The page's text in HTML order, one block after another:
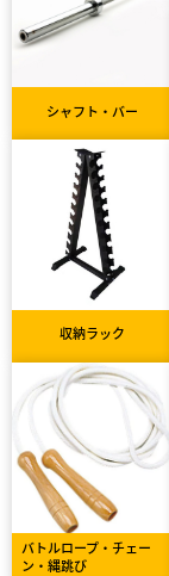
シャフト・バー
収納ラック
バトルロープ・チェー
ン・縄跳び